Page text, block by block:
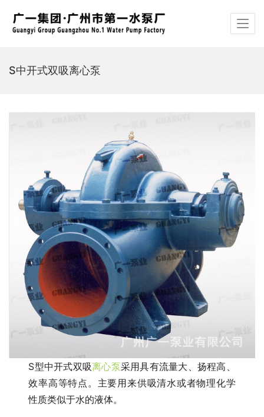
S中开式双吸离心泵
S型中开式双吸离心泵采用具有流量大、扬程高、
效率高等特点。主要用来供吸清水或者物理化学
性质类似于水的液体。